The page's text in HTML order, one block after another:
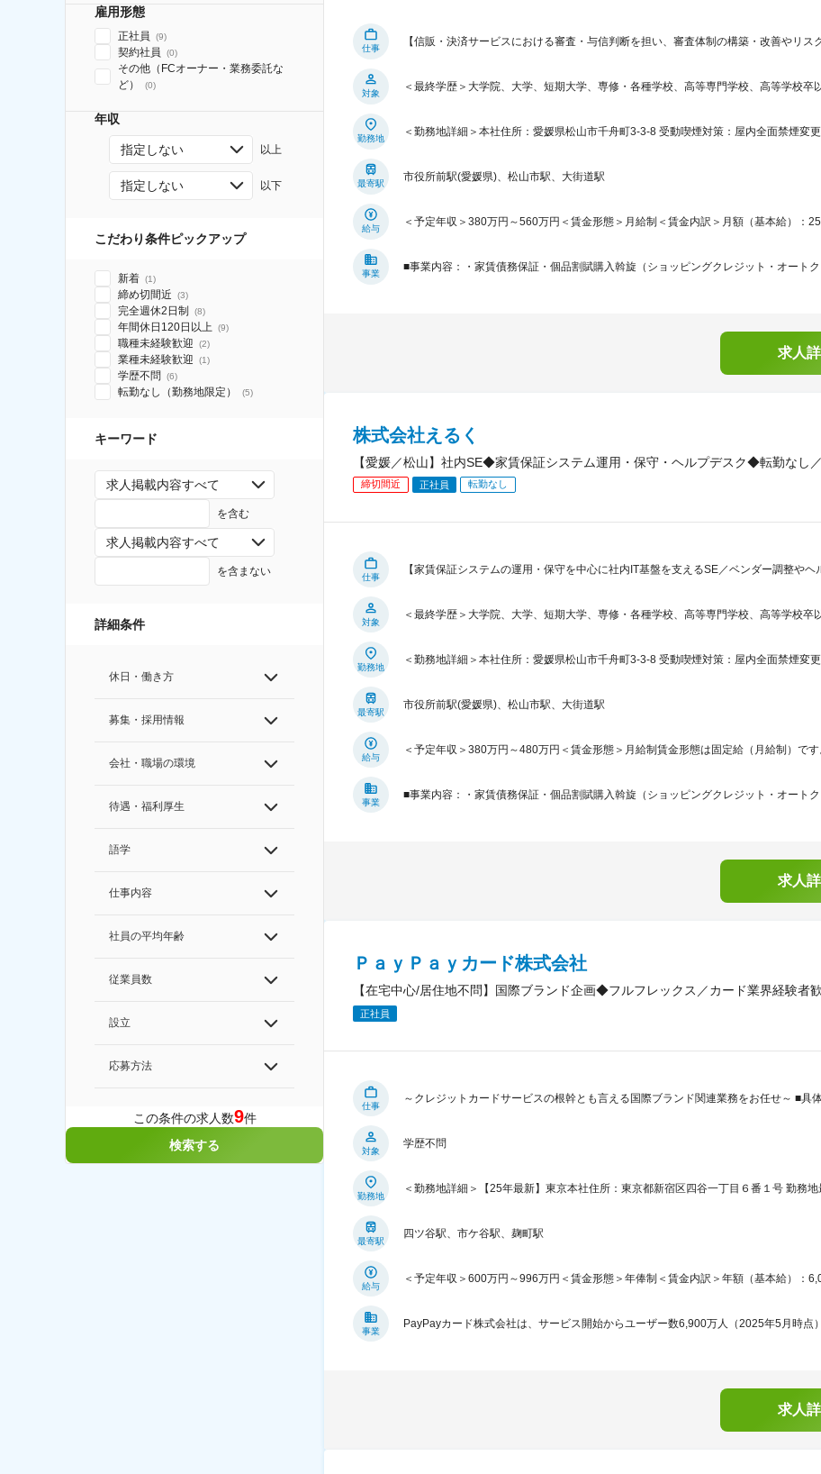
雇用形態
正社員 (9)
契約社員 (0)
その他（FCオーナー・業務委託な
ど）
(0)
年収
指定しない 以上
指定しない 以下
こだわり条件ピックアップ
新着 (1)
締め切間近 (3)
完全週休2日制 (8)
年間休日120日以上 (9)
職種未経験歓迎 (2)
業種未経験歓迎 (1)
学歴不問 (6)
転勤なし（勤務地限定） (5)
キーワード
求人掲載内容すべて
を含む
求人掲載内容すべて
を含まない
詳細条件
休日・働き方
募集・採用情報
会社・職場の環境
待遇・福利厚生
語学
仕事内容
社員の平均年齢
従業員数
設立
応募方法
この条件の求人数9件
検索する
仕事
【信販・決済サービスにおける審査・与信判断を担い、審査体制の構築・改善やリ
対象
＜最終学歴＞大学院、大学、短期大学、専修・各種学校、高等専門学校、高等学校卒
勤務地
＜勤務地詳細＞本社住所：愛媛県松山市千舟町3-3-8 受動喫煙対策：屋内全面禁煙変
最寄駅
市役所前駅(愛媛県)、松山市駅、大街道駅
給与
＜予定年収＞380万円～560万円＜賃金形態＞月給制＜賃金内訳＞月額（基本給）：
事業
■事業内容：・家賃債務保証・個品割賦購入斡旋（ショッピングクレジット・オート
求人
株式会社えるく
【愛媛／松山】社内SE◆家賃保証システム運用・保守・ヘルプデスク◆転勤なし
締切間近 正社員 転勤なし
仕事
【家賃保証システムの運用・保守を中心に社内IT基盤を支えるSE／ベンダー調整や
対象
＜最終学歴＞大学院、大学、短期大学、専修・各種学校、高等専門学校、高等学校卒
勤務地
＜勤務地詳細＞本社住所：愛媛県松山市千舟町3-3-8 受動喫煙対策：屋内全面禁煙変
最寄駅
市役所前駅(愛媛県)、松山市駅、大街道駅
給与
＜予定年収＞380万円～480万円＜賃金形態＞月給制賃金形態は固定給（月給制）で
事業
■事業内容：・家賃債務保証・個品割賦購入斡旋（ショッピングクレジット・オート
求人
ＰａｙＰａｙカード株式会社
【在宅中心/居住地不問】国際ブランド企画◆フルフレックス／カード業界経験者
正社員
仕事
～クレジットカードサービスの根幹とも言える国際ブランド関連業務をお任せ～ ■具
対象
学歴不問
勤務地
＜勤務地詳細＞【25年最新】東京本社住所：東京都新宿区四谷一丁目６番１号 勤務
最寄駅
四ツ谷駅、市ケ谷駅、麹町駅
給与
＜予定年収＞600万円～996万円＜賃金形態＞年俸制＜賃金内訳＞年額（基本給）：
事業
PayPayカード株式会社は、サービス開始からユーザー数6,900万人（2025年5月時点
求人